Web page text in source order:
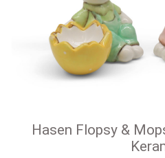
Hasen Flopsy &